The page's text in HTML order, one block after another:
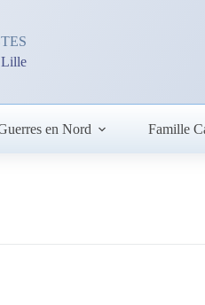
Lille
en Nord Famille